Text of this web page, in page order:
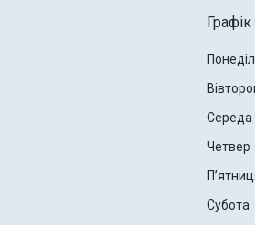
Середа
Четвер
Субота